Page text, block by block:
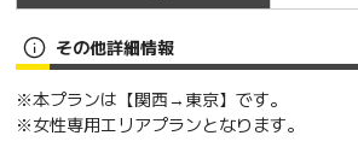
その他詳細情報
※本プランは【関西→東京】です。
※女性専用エリアプランとなります。